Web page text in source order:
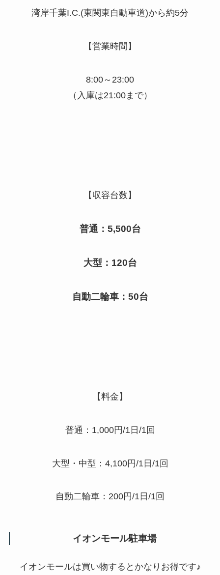
湾岸千葉I.C.(東関東自動車道)から約5分
【営業時間】
8:00～23:00
（入庫は21:00まで）
【収容台数】
普通：5,500台
大型：120台
自動二輪車：50台
【料金】
普通：1,000円/1日/1回
大型・中型：4,100円/1日/1回
自動二輪車：200円/1日/1回
イオンモール駐車場
イオンモールは買い物するとかなりお得です♪